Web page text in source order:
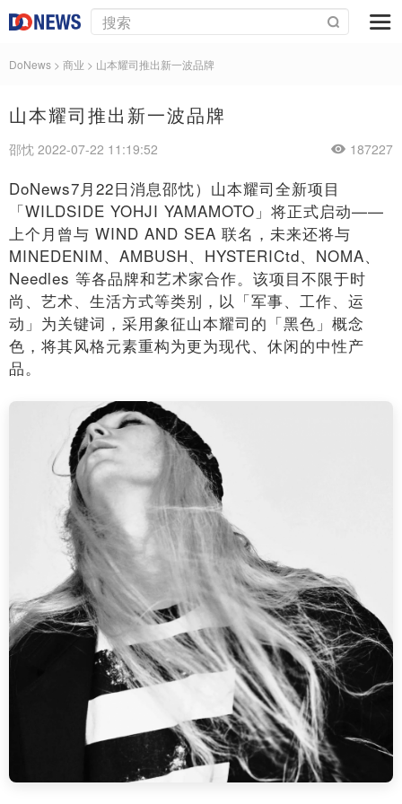
DoNews > 商业 > 山本耀司推出新一波品牌
山本耀司推出新一波品牌
邵忱 2022-07-22 11:19:52 187227
DoNews7月22日消息邵忱）山本耀司全新项目
「WILDSIDE YOHJI YAMAMOTO」将正式启动——
上个月曾与 WIND AND SEA 联名，未来还将与
MINEDENIM、AMBUSH、HYSTERICtd、NOMA、
Needles 等各品牌和艺术家合作。该项目不限于时
尚、艺术、生活方式等类别，以「军事、工作、运
动」为关键词，采用象征山本耀司的「黑色」概念
色，将其风格元素重构为更为现代、休闲的中性产
品。